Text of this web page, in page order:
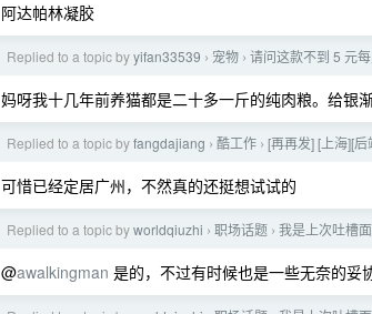
阿达帕林凝胶
Replied to a topic byyifan33539 › 宠物 › 请问这款不到 5 元
妈呀我十几年前养猫都是二十多一斤的纯肉粮。给银
Replied to a topic byfangdajiang › 酷工作 › [再再发] [上海][
可惜已经定居广州，不然真的还挺想试试的
Replied to a topic byworldqiuzhi › 职场话题 › 我是上次吐槽
@awalkingman 是的，不过有时候也是一些无奈的妥协